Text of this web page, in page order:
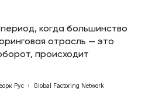
когда большинство
отрасль — это
происходит
Рус Global Factoring Network